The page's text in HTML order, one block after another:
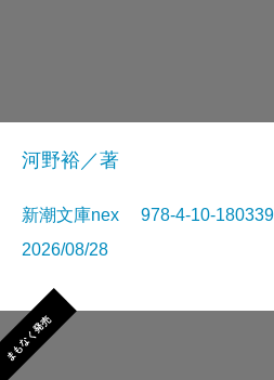
河野裕／著
新潮文庫nex 978-4-10-
2026/08/28
まもなく発売